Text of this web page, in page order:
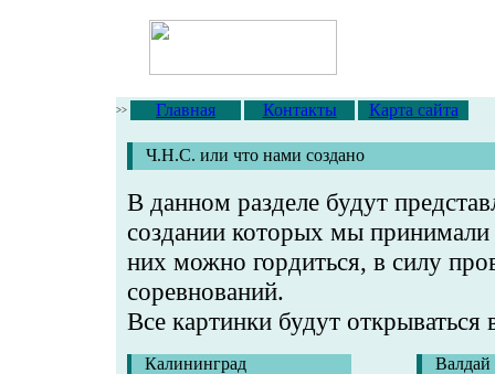
>> Главная Контакты Карта сайта
Ч.Н.С. или что нами создано
В данном разделе будут
создании которых мы
них можно гордиться, в силу
соревнований.
Все картинки будут
Калининград Валдай